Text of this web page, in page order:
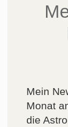
Mein
Monat
die